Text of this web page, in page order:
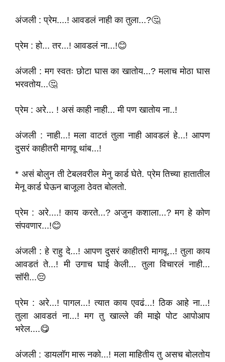
अंजली : प्रेम....! आवडलं नाही का तुला...?🤔
प्रेम : हो... तर...! आवडलं ना...!😊
अंजली : मग स्वतः छोटा घास का खातोय...? मलाच मोठा घास
भरवतोय...🤔
प्रेम : अरे... ! असं काही नाही... मी पण खातोय ना..!
अंजली : नाही...! मला वाटतं तुला नाही आवडलं हे...! आपण
दुसरं काहीतरी मागवू थांब...!
* असं बोलुन ती टेबलवरील मेनु कार्ड घेते. प्रेम तिच्या हातातील
मेनू कार्ड घेऊन बाजूला ठेवत बोलतो.
प्रेम : अरे....! काय करते...? अजुन कशाला...? मग हे कोण
संपवणार...!😊
अंजली : हे राहु दे...! आपण दुसरं काहीतरी मागवू...! तुला काय
आवडतं ते...! मी उगाच घाई केली... तुला विचारलं नाही...
सॉरी...😔
प्रेम : अरे...! पागल...! त्यात काय एवढं...! ठिक आहे ना...!
तुला आवडतं ना...! मग तु खाल्ले की माझे पोट आपोआप
भरेल....😋
अंजली : डायलॉग मारू नको...! मला माहितीय तु असच बोलतोय